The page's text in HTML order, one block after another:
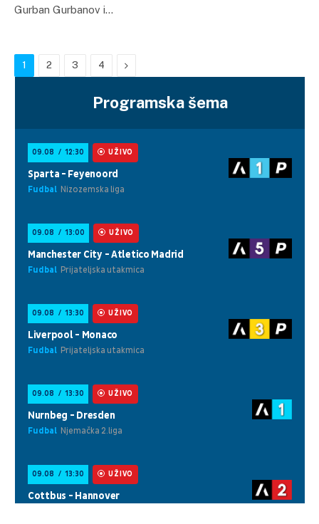
Gurban Gurbanov i…
1 2 3 4 Next
Programska šema